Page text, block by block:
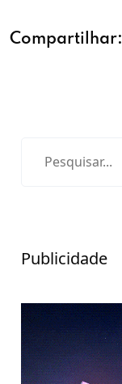
Compartilhar:
Publicidade